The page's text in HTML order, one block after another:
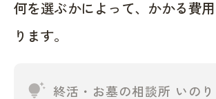
何を選ぶかによって、かかる費
ります。
tips_and_updates 終活・お墓の相談所 いのり